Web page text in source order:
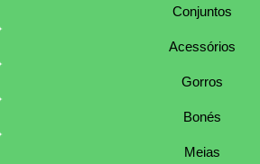
Conjuntos
Acessórios
Gorros
Bonés
Meias